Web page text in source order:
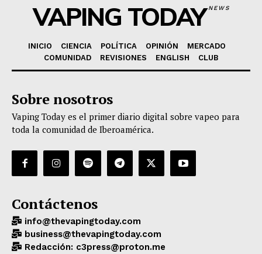
VAPING TODAYNEWS
INICIO CIENCIA POLÍTICA OPINIÓN
MERCADO
COMUNIDAD
REVISIONES ENGLISH CLUB
Sobre nosotros
Vaping Today es el primer diario digital sobre vapeo para
toda la comunidad de Iberoamérica.
Contáctenos
info@thevapingtoday.com
business@thevapingtoday.com
Redacción: c3press@proton.me